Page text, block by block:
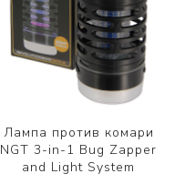
Лампа против комари
NGT 3-in-1 Bug Zapper
and Light System